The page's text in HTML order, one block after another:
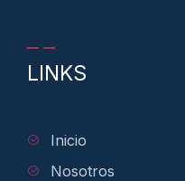
LINKS
Inicio
Nosotros